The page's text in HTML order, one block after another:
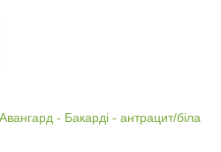
- Бакарді - антрацит/біла